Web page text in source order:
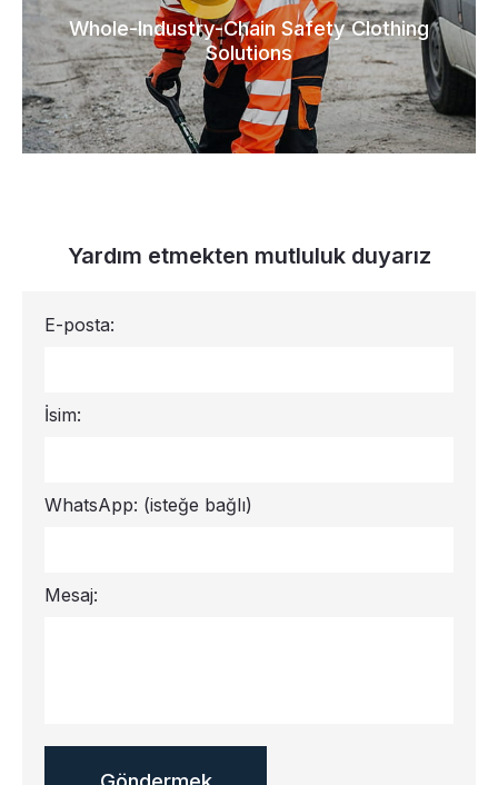
Whole-Industry-Chain Safety Clothing
Solutions
Yardım etmekten mutluluk duyarız
E-posta:
İsim:
WhatsApp: (isteğe bağlı)
Mesaj: